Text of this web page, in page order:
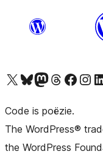
Bezoek ons X (voorheen Twitter) account
Bezoek ons Bluesky account
Bezoek ons Mastodon account
Bezoek ons Threads account
Onze Facebook
Bezoek
Code is poëzie.
The WordPress®
the WordPress